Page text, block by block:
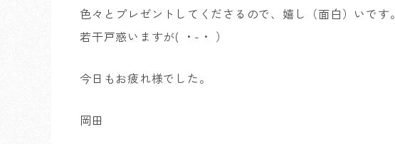
色々とプレゼントしてくださるので、嬉し（面白）いです。
若干戸惑いますが( ・-・ ）
今日もお疲れ様でした。
岡田